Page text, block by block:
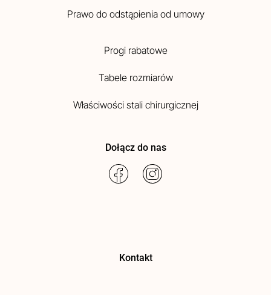
Prawo do odstąpienia od umowy
Progi rabatowe
Tabele rozmiarów
Właściwości stali chirurgicznej
Dołącz do nas
Kontakt